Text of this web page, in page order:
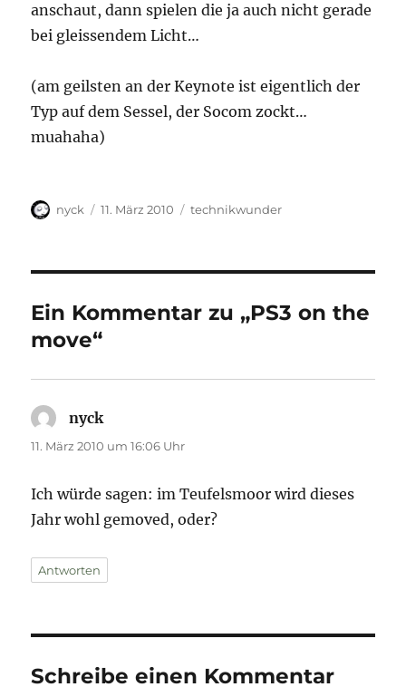
anschaut, dann spielen die ja auch nicht gerade
bei gleissendem Licht…
(am geilsten an der Keynote ist eigentlich der
Typ auf dem Sessel, der Socom zockt…
muahaha)
Autor
nyck
Veröffentlicht
11. März 2010 Kategorien
technikwunder
Ein Kommentar zu „PS3 on the
move“
nycksagt:
11. März 2010 um 16:06 Uhr
Ich würde sagen: im Teufelsmoor wird dieses
Jahr wohl gemoved, oder?
Antworten
Schreibe einen Kommentar